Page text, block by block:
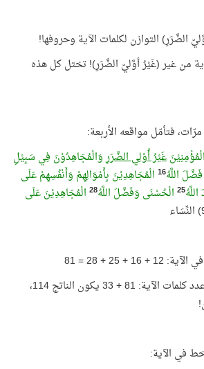
الضَّرَرِ) التوازن لكلمات الآية وحروفها!
من غير (غَيْرُ أوَّليّ الضَّرَرِ)! تختل كل هذه
غَيْرُ أُوْلِي الضَّرَرِوَالْمُجَاهِدُوْنَ فِي سَبِيْلِ
اللَّهُ16 الْمُجَاهِدِيْنَ بِأَمْوَالِهِمْ وَأَنْفُسِهِمْ عَلَى
25 الْحُسْنَى وَفَضَّلَ اللَّهُ28 الْمُجَاهِدِيْنَ عَلَى
25 + 28 = 81
إذا أضفنا هذا العدد إلى عدد كلمات الآية: 81 + 33 يكون الناتج 114،
في الآية: